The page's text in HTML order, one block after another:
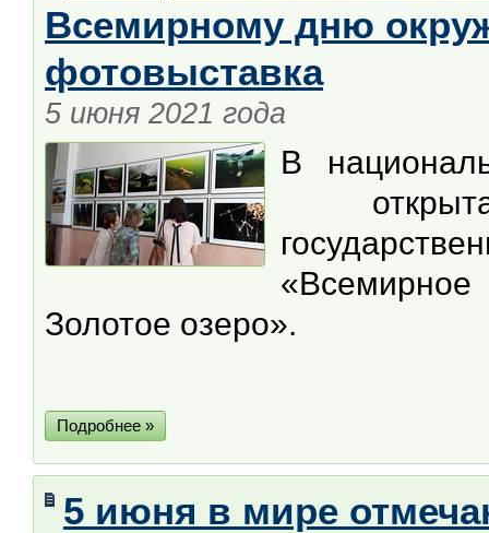
Всемирному дню
фотовыставка
5 июня 2021 года
В
«Всемирное
Золотое озеро».
Подробнее »
5 июня в мире